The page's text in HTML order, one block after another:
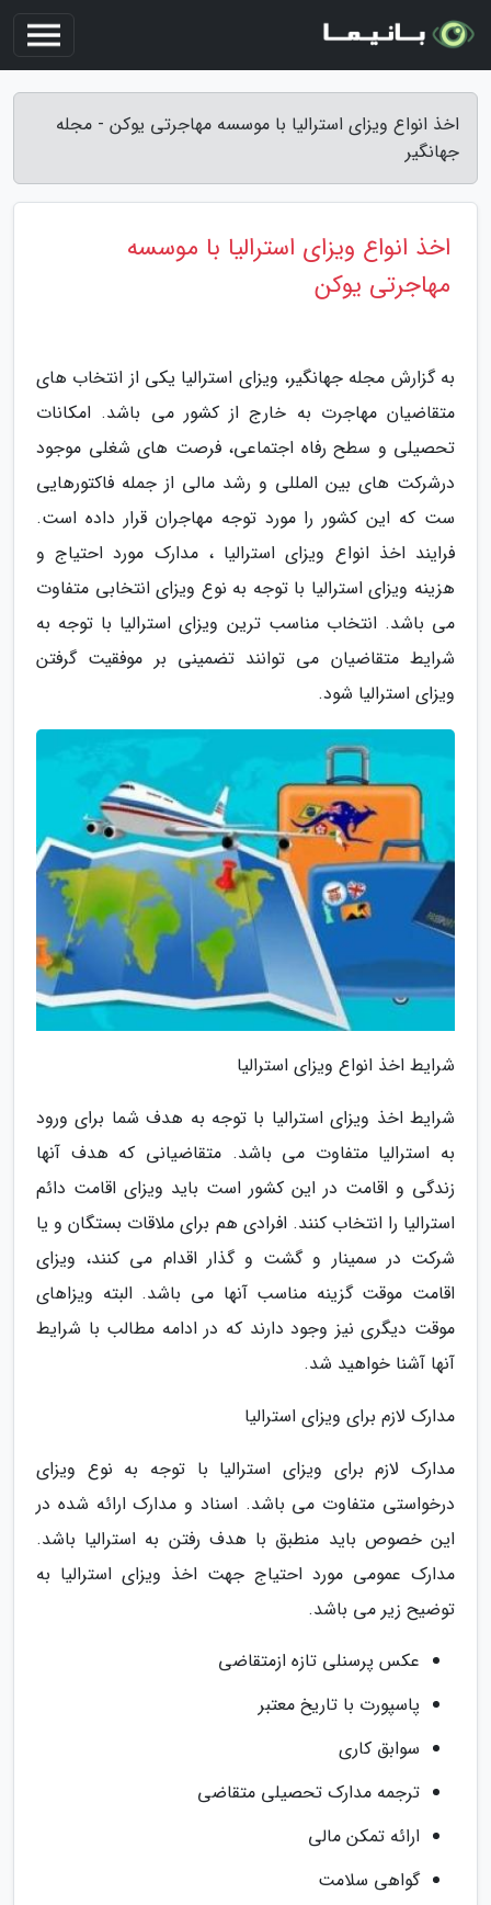
اخذ انواع ویزای استرالیا با موسسه مهاجرتی یوکن - مجله
جهانگیر
اخذ انواع ویزای استرالیا با موسسه
مهاجرتی یوکن
به گزارش مجله جهانگیر، ویزای استرالیا یکی از انتخاب های
متقاضیان مهاجرت به خارج از کشور می باشد. امکانات
تحصیلی و سطح رفاه اجتماعی، فرصت های شغلی موجود
درشرکت های بین المللی و رشد مالی از جمله فاکتورهایی
ست که این کشور را مورد توجه مهاجران قرار داده است.
فرایند اخذ انواع ویزای استرالیا ، مدارک مورد احتیاج و
هزینه ویزای استرالیا با توجه به نوع ویزای انتخابی متفاوت
می باشد. انتخاب مناسب ترین ویزای استرالیا با توجه به
شرایط متقاضیان می توانند تضمینی بر موفقیت گرفتن
ویزای استرالیا شود.
شرایط اخذ انواع ویزای استرالیا
شرایط اخذ ویزای استرالیا با توجه به هدف شما برای ورود
به استرالیا متفاوت می باشد. متقاضیانی که هدف آنها
زندگی و اقامت در این کشور است باید ویزای اقامت دائم
استرالیا را انتخاب کنند. افرادی هم برای ملاقات بستگان و یا
شرکت در سمینار و گشت و گذار اقدام می کنند، ویزای
اقامت موقت گزینه مناسب آنها می باشد. البته ویزاهای
موقت دیگری نیز وجود دارند که در ادامه مطالب با شرایط
آنها آشنا خواهید شد.
مدارک لازم برای ویزای استرالیا
مدارک لازم برای ویزای استرالیا با توجه به نوع ویزای
درخواستی متفاوت می باشد. اسناد و مدارک ارائه شده در
این خصوص باید منطبق با هدف رفتن به استرالیا باشد.
مدارک عمومی مورد احتیاج جهت اخذ ویزای استرالیا به
توضیح زیر می باشد.
عکس پرسنلی تازه ازمتقاضی
پاسپورت با تاریخ معتبر
سوابق کاری
ترجمه مدارک تحصیلی متقاضی
ارائه تمکن مالی
گواهی سلامت